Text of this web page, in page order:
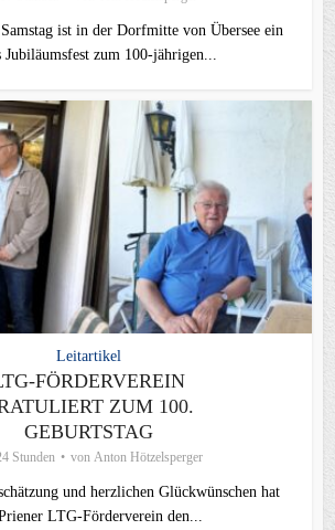
ist in der Dorfmitte von Übersee ein
Jubiläumsfest zum 100-jährigen...
Leitartikel
FÖRDERVEREIN
ZUM 100.
GEBURTSTAG
Stunden von Anton Hötzelsperger
und herzlichen Glückwünschen hat
LTG‑Förderverein den...